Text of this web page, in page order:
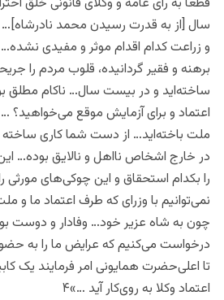
سال [از به قدرت رسیدن محمد نادرشاه]…
و زراعت کدام اقدام موثر و مفیدی
برهنه و فقیر گردانیده، قلوب مردم را
ساخته‌اید و در بیست سال… ناکام مطلق
اعتماد و برای آزمایش موقع می‌خواهید؟ …
ملت باخته‌اید… از دست شما کاری
در خارج اشخاص نااهل و نالایق بوده…
را بکدام استحقاق و این چوکی‌های مورثی
نمی‌توانیم با وزرای که طرف اعتماد ما و
چون به شاه عزیر خود… وفادار و دوست
درخواست می‌کنیم که عرایض ما را به
تا اعلی‌حضرت همایونی امر فرمایند یک
اعتماد وکلا به روی‌کار آید …»۴